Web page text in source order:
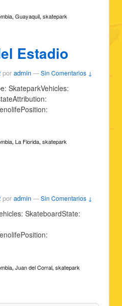
, Guayaquil, skatepark
Estadio
por admin —Sin Comentarios ↓
SkateparkVehicles:
, La Florida, skatepark
por admin —Sin Comentarios ↓
SkateboardState:
, Juan del Corral, skatepark